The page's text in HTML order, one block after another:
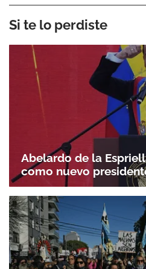
Si te lo perdiste
Abelardo de la
como nuevo